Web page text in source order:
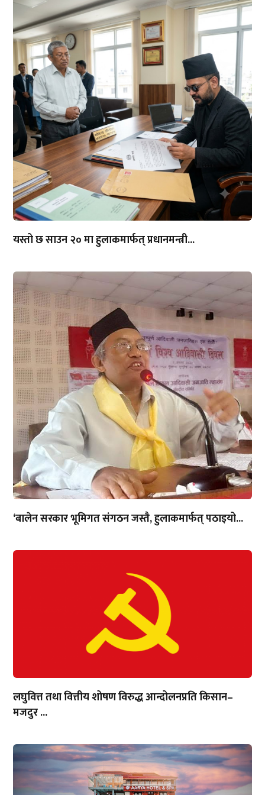
यस्तो छ साउन २० मा हुलाकमार्फत् प्रधानमन्त्री...
‘बालेन सरकार भूमिगत संगठन जस्तै, हुलाकमार्फत् पठाइयो...
लघुवित्त तथा वित्तीय शोषण विरुद्ध आन्दोलनप्रति किसान–
मजदुर ...